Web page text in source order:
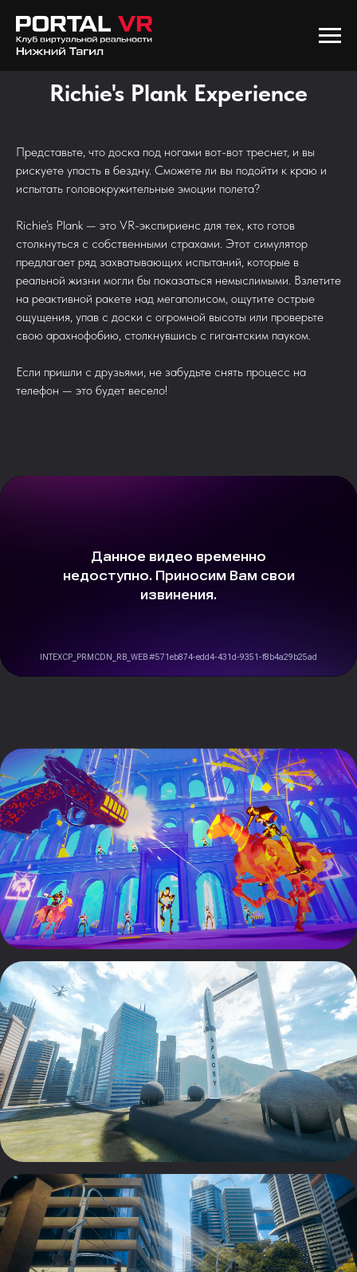
Richie's Plank Experience
Представьте, что доска под ногами вот-вот треснет, и вы
рискуете упасть в бездну. Сможете ли вы подойти к краю и
испытать головокружительные эмоции полета?
Richie’s Plank — это VR-экспириенс для тех, кто готов
столкнуться с собственными страхами. Этот симулятор
предлагает ряд захватывающих испытаний, которые в
реальной жизни могли бы показаться немыслимыми. Взлетите
на реактивной ракете над мегаполисом, ощутите острые
ощущения, упав с доски с огромной высоты или проверьте
свою арахнофобию, столкнувшись с гигантским пауком.
Если пришли с друзьями, не забудьте снять процесс на
телефон — это будет весело!